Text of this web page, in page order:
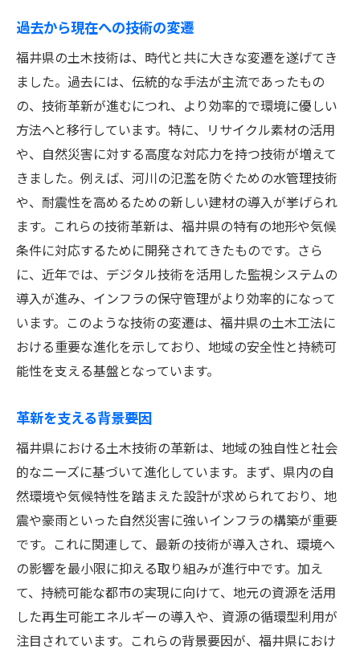
地域コミュニティとの連携方法
住民の意見を取り入れた設計
共同体意識を育むインフラ
住民が求めるインフラの特徴
協働によるインフラ設計の事例
福井県のリサイクル素材活用の土木技術最前線
リサイクル素材の選択基準
環境負荷低減を目指す技術
リサイクル素材利用のメリット
最新のリサイクル技術の動向
リサイクル素材の導入プロセス
使用事例から学ぶリサイクル技術
自然災害に強い福井県のインフラ技術への挑戦
最新の防災技術の紹介
災害リスク評価と対策
耐久性を高める技術の具体例
災害に備えた技術革新の事例
地域特性を考慮した災害対策
持続可能な街づくりを支える福井県の土木革新
持続可能な街の定義と基準
福井県の街づくりのビジョン
新技術導入による街づくりの変化
過去から現在への技術の変遷
福井県の土木技術は、時代と共に大きな変遷を遂げてき
ました。過去には、伝統的な手法が主流であったもの
の、技術革新が進むにつれ、より効率的で環境に優しい
方法へと移行しています。特に、リサイクル素材の活用
や、自然災害に対する高度な対応力を持つ技術が増えて
きました。例えば、河川の氾濫を防ぐための水管理技術
や、耐震性を高めるための新しい建材の導入が挙げられ
ます。これらの技術革新は、福井県の特有の地形や気候
条件に対応するために開発されてきたものです。さら
に、近年では、デジタル技術を活用した監視システムの
導入が進み、インフラの保守管理がより効率的になって
います。このような技術の変遷は、福井県の土木工法に
おける重要な進化を示しており、地域の安全性と持続可
能性を支える基盤となっています。
革新を支える背景要因
福井県における土木技術の革新は、地域の独自性と社会
的なニーズに基づいて進化しています。まず、県内の自
然環境や気候特性を踏まえた設計が求められており、地
震や豪雨といった自然災害に強いインフラの構築が重要
です。これに関連して、最新の技術が導入され、環境へ
の影響を最小限に抑える取り組みが進行中です。加え
て、持続可能な都市の実現に向けて、地元の資源を活用
した再生可能エネルギーの導入や、資源の循環型利用が
注目されています。これらの背景要因が、福井県におけ